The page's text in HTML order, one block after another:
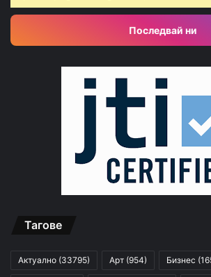
Последвай ни
Тагове
Актуално (33795) Арт (954) Бизнес